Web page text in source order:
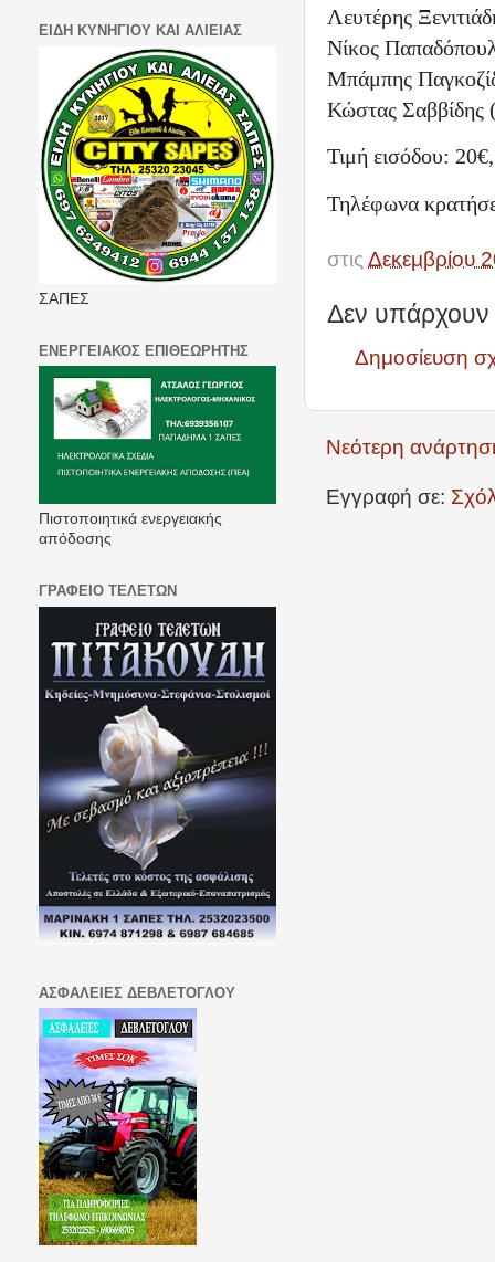
Λευτέρης
Νίκος
Μπάμπης
Κώστας Σαββίδης
Τιμή εισόδου:
Τηλέφωνα
στις Δεκεμβρίου
Δεν υπάρχουν
Δημοσίευση
Νεότερη
Εγγραφή σε:
ΕΙΔΗ ΚΥΝΗΓΙΟΥ ΚΑΙ ΑΛΙΕΙΑΣ
ΣΑΠΕΣ
ΕΝΕΡΓΕΙΑΚΟΣ ΕΠΙΘΕΩΡΗΤΗΣ
Πιστοποιητικά ενεργειακής
απόδοσης
ΓΡΑΦΕΙΟ ΤΕΛΕΤΩΝ
ΑΣΦΑΛΕΙΕΣ ΔΕΒΛΕΤΟΓΛΟΥ